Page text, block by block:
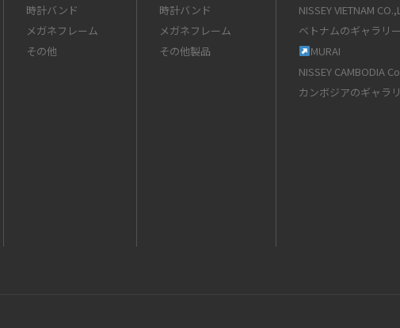
時計バンド
メガネフレーム
その他
時計バンド
メガネフレーム
その他製品
NISSEY VIETNAM
ベトナムのギャラリー
MURAI
NISSEY CAMBODIA
カンボジアのギャラ